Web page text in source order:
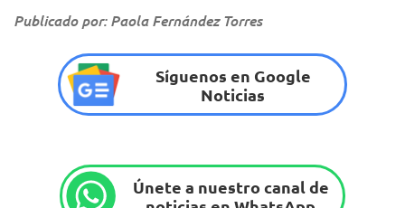
Publicado por: Paola Fernández Torres
Síguenos en Google
Noticias
Únete a nuestro canal de